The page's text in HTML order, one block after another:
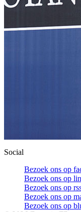
Social
Bezoek ons op
Bezoek ons op
Bezoek ons op
Bezoek ons op
Bezoek ons op